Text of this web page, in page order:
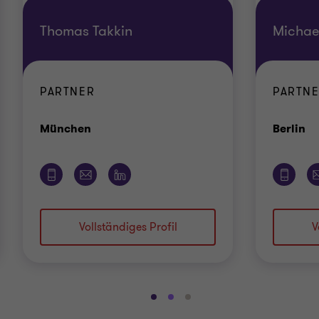
Thomas Takkin
PARTNER
München
Vollständiges Profil
Berlin
GeheGeheGehe